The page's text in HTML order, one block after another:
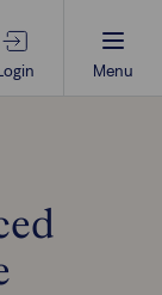
Menu